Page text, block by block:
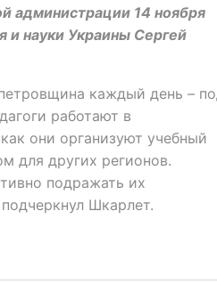
администрации 14 ноября
и науки Украины Сергей
каждый день –
работают в
они организуют учебный
для других регионов.
подражать их
Шкарлет.